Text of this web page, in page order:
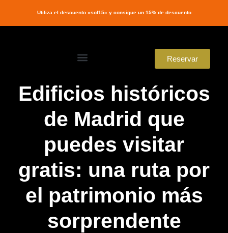
Utiliza el descuento «sol15» y consigue un 15% de descuento
Reservar
Edificios históricos
de Madrid que
puedes visitar
gratis: una ruta por
el patrimonio más
sorprendente